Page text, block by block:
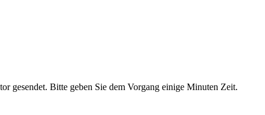
gesendet. Bitte geben Sie dem Vorgang einige Minuten Zeit.